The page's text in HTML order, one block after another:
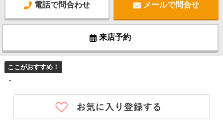
電話で問合わせ メールで問合せ
来店予約
ここがおすすめ！
-